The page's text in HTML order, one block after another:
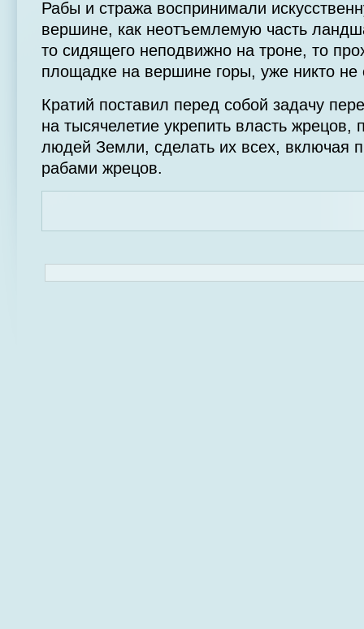
Рабы и стража воспринимали
вершине, как неотъемлемую часть
то сидящего неподвижно на троне, то
площадке на вершине горы, уже никто
Кратий поставил перед собой задачу
на тысячелетие укрепить власть жрецов,
людей Земли, сделать их всех, включая
рабами жрецов.